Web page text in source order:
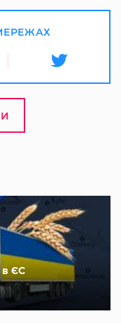
ЄС